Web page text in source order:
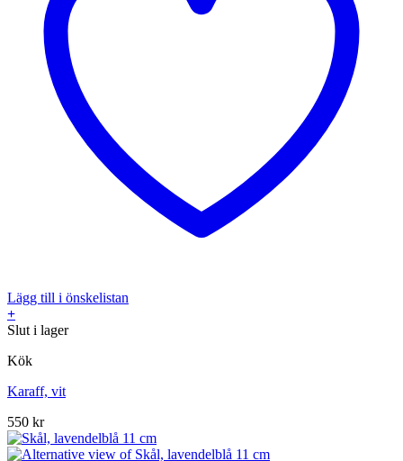
Lägg till i önskelistan
+
Slut i lager
Kök
Karaff, vit
550 kr